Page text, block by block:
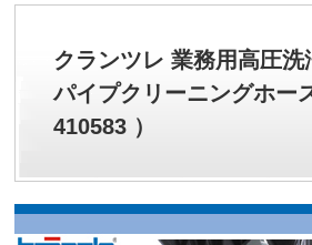
クランツレ 業務用高圧
パイプクリーニングホー
410583 ）